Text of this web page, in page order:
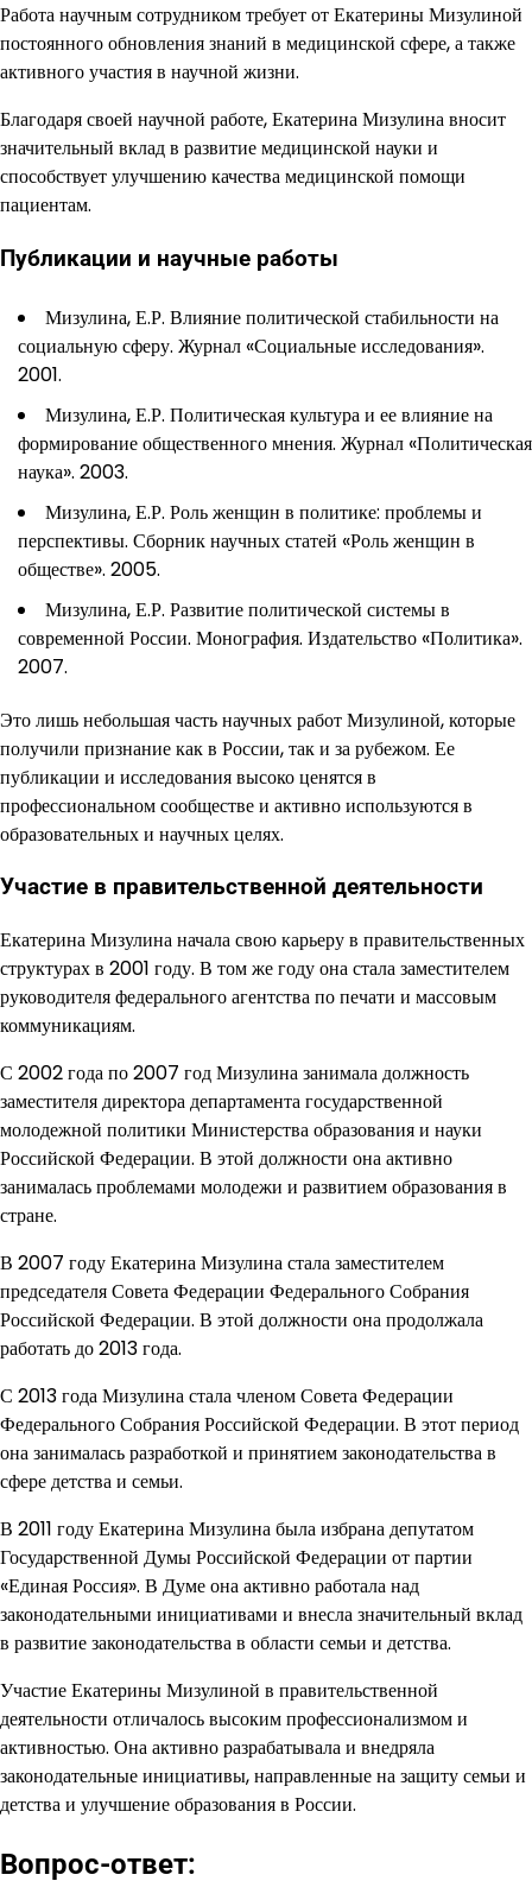
Работа научным сотрудником требует от Екатерины Мизулиной
постоянного обновления знаний в медицинской сфере, а также
активного участия в научной жизни.
Благодаря своей научной работе, Екатерина Мизулина вносит
значительный вклад в развитие медицинской науки и
способствует улучшению качества медицинской помощи
пациентам.
Публикации и научные работы
Мизулина, Е.Р. Влияние политической стабильности на
социальную сферу. Журнал «Социальные исследования».
2001.
Мизулина, Е.Р. Политическая культура и ее влияние на
формирование общественного мнения. Журнал «Политическая
наука». 2003.
Мизулина, Е.Р. Роль женщин в политике: проблемы и
перспективы. Сборник научных статей «Роль женщин в
обществе». 2005.
Мизулина, Е.Р. Развитие политической системы в
современной России. Монография. Издательство «Политика».
2007.
Это лишь небольшая часть научных работ Мизулиной, которые
получили признание как в России, так и за рубежом. Ее
публикации и исследования высоко ценятся в
профессиональном сообществе и активно используются в
образовательных и научных целях.
Участие в правительственной деятельности
Екатерина Мизулина начала свою карьеру в правительственных
структурах в 2001 году. В том же году она стала заместителем
руководителя федерального агентства по печати и массовым
коммуникациям.
С 2002 года по 2007 год Мизулина занимала должность
заместителя директора департамента государственной
молодежной политики Министерства образования и науки
Российской Федерации. В этой должности она активно
занималась проблемами молодежи и развитием образования в
стране.
В 2007 году Екатерина Мизулина стала заместителем
председателя Совета Федерации Федерального Собрания
Российской Федерации. В этой должности она продолжала
работать до 2013 года.
С 2013 года Мизулина стала членом Совета Федерации
Федерального Собрания Российской Федерации. В этот период
она занималась разработкой и принятием законодательства в
сфере детства и семьи.
В 2011 году Екатерина Мизулина была избрана депутатом
Государственной Думы Российской Федерации от партии
«Единая Россия». В Думе она активно работала над
законодательными инициативами и внесла значительный вклад
в развитие законодательства в области семьи и детства.
Участие Екатерины Мизулиной в правительственной
деятельности отличалось высоким профессионализмом и
активностью. Она активно разрабатывала и внедряла
законодательные инициативы, направленные на защиту семьи и
детства и улучшение образования в России.
Вопрос-ответ: